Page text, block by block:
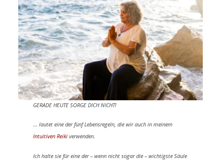
GERADE HEUTE SORGE DICH NICHT!
… lautet eine der fünf Lebensregeln, die wir auch in meinem
Intuitiven Reikiverwenden.
Ich halte sie für eine der – wenn nicht sogar die – wichtigste Säule